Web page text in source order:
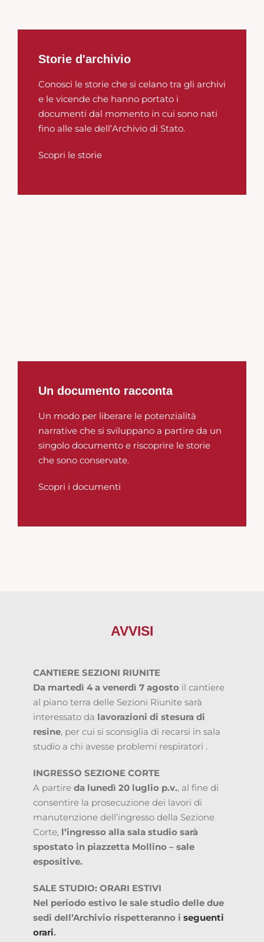
Storie d'archivio
Conosci le storie che si celano tra gli archivi
e le vicende che hanno portato i
documenti dal momento in cui sono nati
fino alle sale dell’Archivio di Stato.
Scopri le storie
Un documento racconta
Un modo per liberare le potenzialità
narrative che si sviluppano a partire da un
singolo documento e riscoprire le storie
che sono conservate.
Scopri i documenti
AVVISI
CANTIERE SEZIONI RIUNITE
Da martedì 4 a venerdì 7 agosto il cantiere
al piano terra delle Sezioni Riunite sarà
interessato da lavorazioni di stesura di
resine, per cui si sconsiglia di recarsi in sala
studio a chi avesse problemi respiratori .
INGRESSO SEZIONE CORTE
A partire da lunedì 20 luglio p.v., al fine di
consentire la prosecuzione dei lavori di
manutenzione dell’ingresso della Sezione
Corte, l’ingresso alla sala studio sarà
spostato in piazzetta Mollino – sale
espositive.
SALE STUDIO: ORARI ESTIVI
Nel periodo estivo le sale studio delle due
sedi dell’Archivio rispetteranno i seguenti
orari.